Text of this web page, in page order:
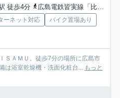
徒歩4分
広島電鉄皆実線「比治山橋」駅 徒歩5分
ーネット対応
バイク置場あり
ＳＡＭＵ。徒歩7分の場所に広島市
は浴室乾燥機・洗面化粧台... もっと